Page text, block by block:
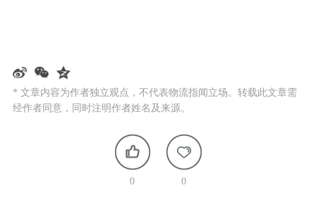
* 文章内容为作者独立观点，不代表物流指闻立场。转载此文章需
经作者同意，同时注明作者姓名及来源。
0 0